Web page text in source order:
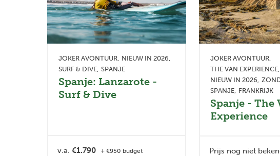
JOKER AVONTUUR NIEUW IN 2026
SURF & DIVE SPANJE
Spanje: Lanzarote -
Surf & Dive
v.a. €1.790 + €950 budget
JOKER AVONTUUR
THE VAN EXPERIENCE
NIEUW IN 2026
SPANJE FRANKRIJK
Spanje - The
Experience
Prijs nog niet